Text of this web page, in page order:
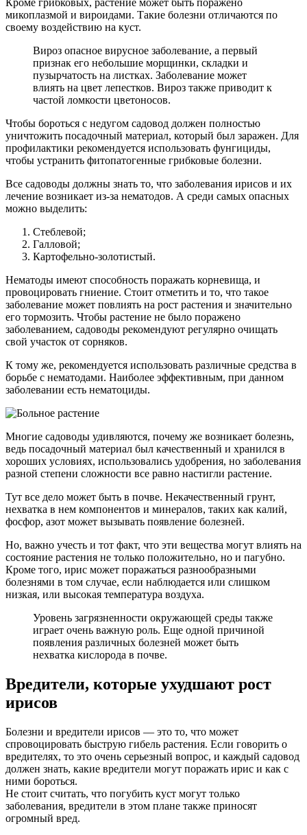
Кроме грибковых, растение может быть поражено
микоплазмой и вироидами. Такие болезни отличаются по
своему воздействию на куст.
Вироз опасное вирусное заболевание, а первый
признак его небольшие морщинки, складки и
пузырчатость на листках. Заболевание может
влиять на цвет лепестков. Вироз также приводит к
частой ломкости цветоносов.
Чтобы бороться с недугом садовод должен полностью
уничтожить посадочный материал, который был заражен. Для
профилактики рекомендуется использовать фунгициды,
чтобы устранить фитопатогенные грибковые болезни.
Все садоводы должны знать то, что заболевания ирисов и их
лечение возникает из-за нематодов. А среди самых опасных
можно выделить:
Стеблевой;
Галловой;
Картофельно-золотистый.
Нематоды имеют способность поражать корневища, и
провоцировать гниение. Стоит отметить и то, что такое
заболевание может повлиять на рост растения и значительно
его тормозить. Чтобы растение не было поражено
заболеванием, садоводы рекомендуют регулярно очищать
свой участок от сорняков.
К тому же, рекомендуется использовать различные средства в
борьбе с нематодами. Наиболее эффективным, при данном
заболевании есть нематоциды.
Многие садоводы удивляются, почему же возникает болезнь,
ведь посадочный материал был качественный и хранился в
хороших условиях, использовались удобрения, но заболевания
разной степени сложности все равно настигли растение.
Тут все дело может быть в почве. Некачественный грунт,
нехватка в нем компонентов и минералов, таких как калий,
фосфор, азот может вызывать появление болезней.
Но, важно учесть и тот факт, что эти вещества могут влиять на
состояние растения не только положительно, но и пагубно.
Кроме того, ирис может поражаться разнообразными
болезнями в том случае, если наблюдается или слишком
низкая, или высокая температура воздуха.
Уровень загрязненности окружающей среды также
играет очень важную роль. Еще одной причиной
появления различных болезней может быть
нехватка кислорода в почве.
Вредители, которые ухудшают рост
ирисов
Болезни и вредители ирисов — это то, что может
спровоцировать быструю гибель растения. Если говорить о
вредителях, то это очень серьезный вопрос, и каждый садовод
должен знать, какие вредители могут поражать ирис и как с
ними бороться.
Не стоит считать, что погубить куст могут только
заболевания, вредители в этом плане также приносят
огромный вред.